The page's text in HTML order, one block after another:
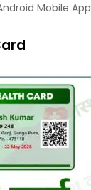
Mobile App